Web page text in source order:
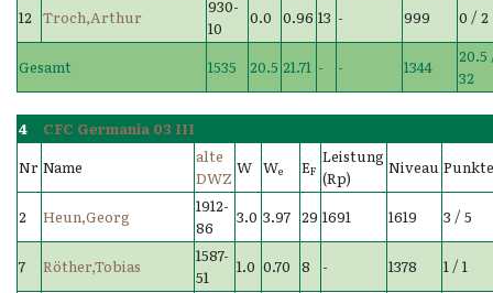
12 Troch,Arthur
930-
10
0.0 0.96 13 - 999 0 / 2
Gesamt 1535 20.5 21.71 - - 1344
20.5
32
4
CFC Germania 03 III
Nr Name
alte
DWZ
W We EF
Leistung
(Rp)
Niveau
2 Heun,Georg
1912-
86
3.0 3.97 29 1691 1619 3 / 5
7 Röther,Tobias
1587-
51
1.0 0.70 8 - 1378 1 / 1